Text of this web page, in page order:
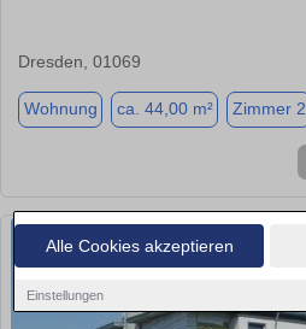
Alle Cookies akzeptieren
Einstellungen
Dresden, 01069
Wohnung ca. 44,00 m² Zimmer 2